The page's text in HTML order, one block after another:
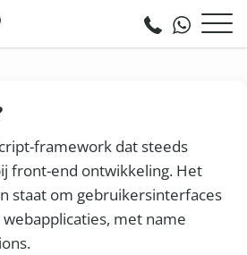
framework dat steeds
front-end ontwikkeling. Het
staat om gebruikersinterfaces
met name